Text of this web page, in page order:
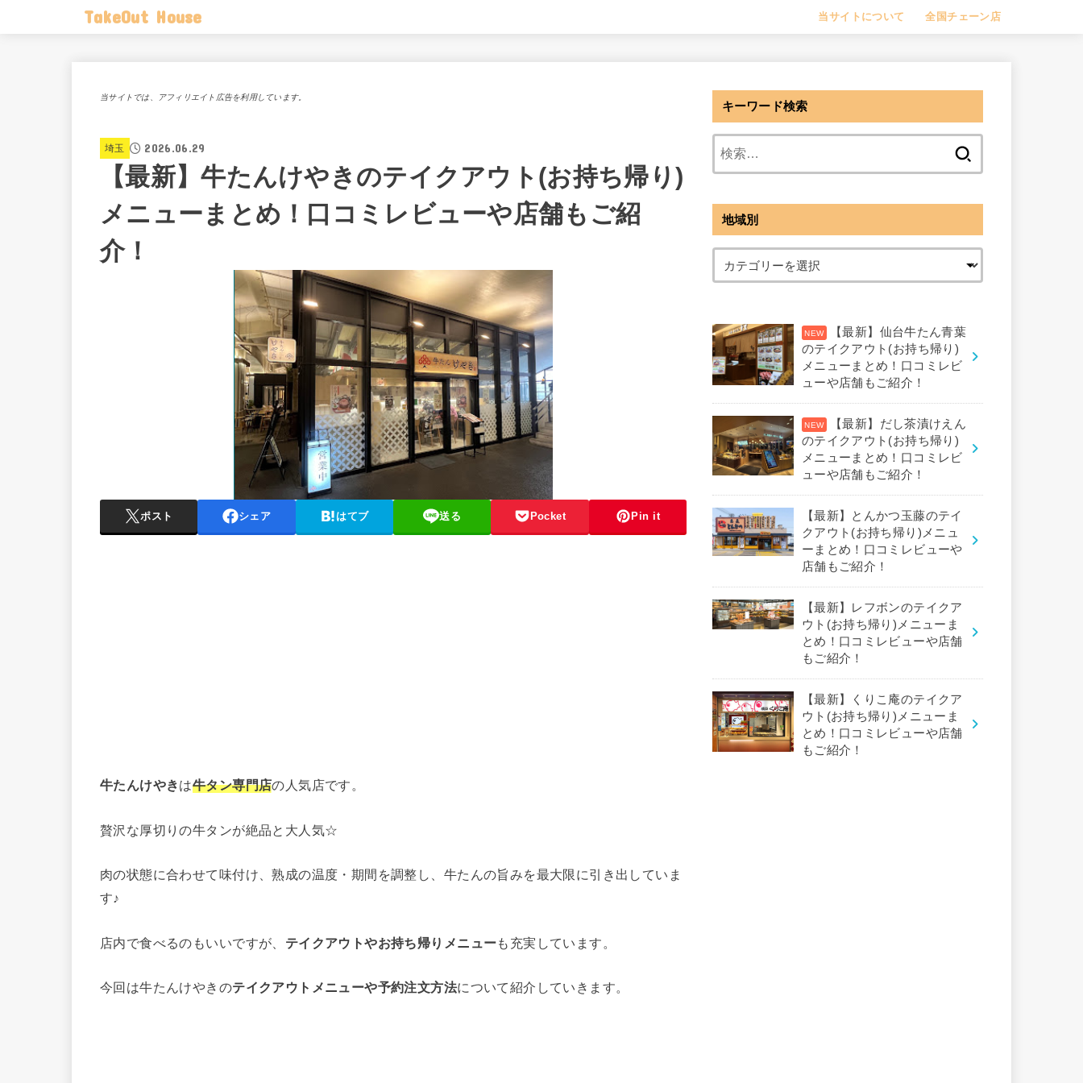
TakeOut House 当サイトについて 全国チェーン店
当サイトでは、アフィリエイト広告を利用しています。
埼玉 2026.06.29
【最新】牛たんけやきのテイクアウト(お持ち帰り)
メニューまとめ！口コミレビューや店舗もご紹
介！
ポスト シェア はてブ 送る Pocket Pin it
牛たんけやきは牛タン専門店の人気店です。
贅沢な厚切りの牛タンが絶品と大人気☆
肉の状態に合わせて味付け、熟成の温度・期間を調整し、牛たんの旨みを最大限に引き出していま
す♪
店内で食べるのもいいですが、 テイクアウトやお持ち帰りメニューも充実しています。
今回は牛たんけやきのテイクアウトメニューや予約注文方法について紹介していきます。
キーワード検索
地域別
【最新】仙台牛たん青葉
のテイクアウト(お持ち帰り)
メニューまとめ！口コミレビ
ューや店舗もご紹介！
【最新】だし茶漬けえん
のテイクアウト(お持ち帰り)
メニューまとめ！口コミレビ
ューや店舗もご紹介！
【最新】とんかつ玉藤のテイ
クアウト(お持ち帰り)メニュ
ーまとめ！口コミレビューや
店舗もご紹介！
【最新】レフボンのテイクア
ウト(お持ち帰り)メニューま
とめ！口コミレビューや店舗
もご紹介！
【最新】くりこ庵のテイクア
ウト(お持ち帰り)メニューま
とめ！口コミレビューや店舗
もご紹介！